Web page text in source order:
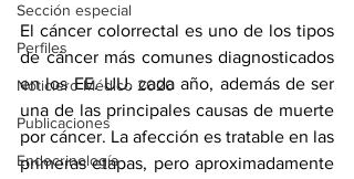
Sección especial
Perfiles
Noticiero Médico 2020
Publicaciones
Endocrinología
El cáncer colorrectal es uno de los tipos
de cáncer más comunes diagnosticados
en los EE. UU. cada año, además de ser
una de las principales causas de muerte
por cáncer. La afección es tratable en las
primeras etapas, pero aproximadamente